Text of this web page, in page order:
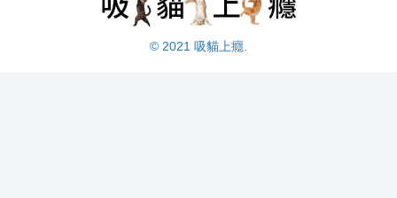
© 2021 吸貓上癮.